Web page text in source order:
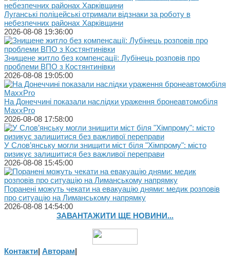
Луганські поліцейські отримали відзнаки за роботу в
небезпечних районах Харківщини
2026-08-08 19:36:00
Знищене житло без компенсації: Лубінець розповів про
проблеми ВПО з Костянтинівки
2026-08-08 19:05:00
На Донеччині показали наслідки ураження бронеавтомобіля
MaxxPro
2026-08-08 17:58:00
У Слов’янську могли знищити міст біля "Хімпрому": місто
ризикує залишитися без важливої переправи
2026-08-08 15:45:00
Поранені можуть чекати на евакуацію днями: медик розповів
про ситуацію на Лиманському напрямку
2026-08-08 14:54:00
ЗАВАНТАЖИТИ ЩЕ НОВИНИ...
Контакти| Авторам|